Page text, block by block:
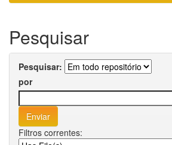
Pesquisar
Pesquisar:
por
Filtros correntes: